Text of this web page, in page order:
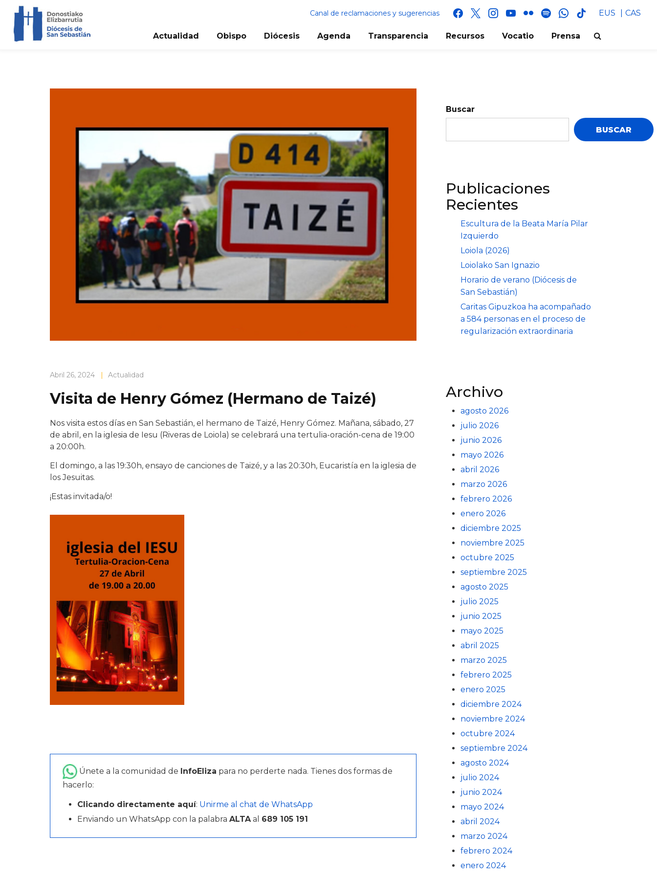
Canal de reclamaciones y sugerencias facebook
x instagram
youtube
flickr spotifywhatsapp
tik
EUS CAS
Actualidad Obispo Diócesis Agenda Transparencia Recursos Vocatio Prensa
Abril 26, 2024 | Actualidad
Visita de Henry Gómez (Hermano de Taizé)
Nos visita estos días en San Sebastián, el hermano de Taizé, Henry Gómez. Mañana, sábado, 27
de abril, en la iglesia de Iesu (Riveras de Loiola) se celebrará una tertulia-oración-cena de 19:00
a 20:00h.
El domingo, a las 19:30h, ensayo de canciones de Taizé, y a las 20:30h, Eucaristía en la iglesia de
los Jesuitas.
¡Estas invitada/o!
Únete a la comunidad de InfoEliza para no perderte nada. Tienes dos formas de
hacerlo:
Clicando directamente aquí: Unirme al chat de WhatsApp
Enviando un WhatsApp con la palabra ALTAal 689 105 191
Buscar
BUSCAR
Publicaciones
Recientes
Escultura de la Beata María Pilar
Izquierdo
Loiola (2026)
Loiolako San Ignazio
Horario de verano (Diócesis de
San Sebastián)
Caritas Gipuzkoa ha acompañado
a 584 personas en el proceso de
regularización extraordinaria
Archivo
agosto 2026
julio 2026
junio 2026
mayo 2026
abril 2026
marzo 2026
febrero 2026
enero 2026
diciembre 2025
noviembre 2025
octubre 2025
septiembre 2025
agosto 2025
julio 2025
junio 2025
mayo 2025
abril 2025
marzo 2025
febrero 2025
enero 2025
diciembre 2024
noviembre 2024
octubre 2024
septiembre 2024
agosto 2024
julio 2024
junio 2024
mayo 2024
abril 2024
marzo 2024
febrero 2024
enero 2024